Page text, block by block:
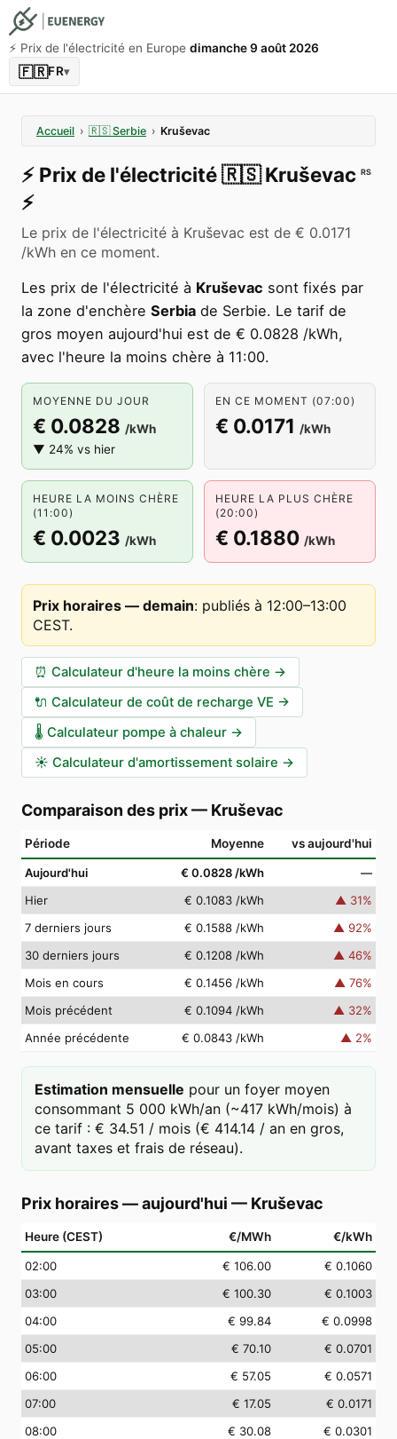
⚡️ Prix de l'électricité en Europe dimanche 9 août 2026
🇫🇷FR▾
Accueil › 🇷🇸 Serbie › Kruševac
⚡️ Prix de l'électricité🇷🇸 Kruševac RS
⚡️
Le prix de l'électricité à Kruševac est de € 0.0171
/kWh en ce moment.
Les prix de l'électricité à Kruševac sont fixés par
la zone d'enchère Serbia de Serbie. Le tarif de
gros moyen aujourd'hui est de € 0.0828 /kWh,
avec l'heure la moins chère à 11:00.
MOYENNE DU JOUR
€ 0.0828 /kWh
▼ 24% vs hier
EN CE MOMENT (07:00)
€ 0.0171 /kWh
HEURE LA MOINS CHÈRE
(11:00)
€ 0.0023 /kWh
HEURE LA PLUS CHÈRE
(20:00)
€ 0.1880 /kWh
Prix horaires — demain: publiés à 12:00–13:00
CEST.
⏰ Calculateur d'heure la moins chère →
🔌 Calculateur de coût de recharge VE →
🌡️ Calculateur pompe à chaleur →
☀️ Calculateur d'amortissement solaire →
Comparaison des prix— Kruševac
Période Moyenne vs aujourd'hui
Aujourd'hui € 0.0828 /kWh
—
Hier
€ 0.1083 /kWh ▲ 31%
7 derniers jours
€ 0.1588 /kWh ▲ 92%
30 derniers jours
€ 0.1208 /kWh ▲ 46%
Mois en cours
€ 0.1456 /kWh ▲ 76%
Mois précédent
€ 0.1094 /kWh ▲ 32%
Année précédente
€ 0.0843 /kWh ▲ 2%
Estimation mensuelle pour un foyer moyen
consommant 5 000 kWh/an (~417 kWh/mois) à
ce tarif : € 34.51 / mois (€ 414.14 / an en gros,
avant taxes et frais de réseau).
Prix horaires — aujourd'hui — Kruševac
Heure (CEST) €/MWh €/kWh
02:00 € 106.00
€ 0.1060
03:00 € 100.30
€ 0.1003
04:00 € 99.84
€ 0.0998
05:00 € 70.10
€ 0.0701
06:00 € 57.05
€ 0.0571
07:00 € 17.05
€ 0.0171
08:00 € 30.08
€ 0.0301